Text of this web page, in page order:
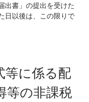
出書」の提出を受けた
日以後は、この限りで
等に係る配
等の非課税